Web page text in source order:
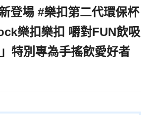
登場 #樂扣第二代環保杯
樂扣樂扣 嚼對FUN飲吸
特別專為手搖飲愛好者